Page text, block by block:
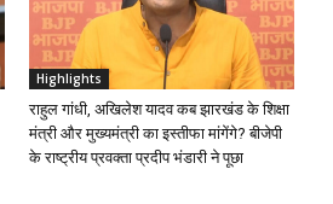
Highlights
राहुल गांधी, अखिलेश यादव कब झारखंड के शिक्षा
मंत्री और मुख्यमंत्री का इस्तीफा मांगेंगे? बीजेपी
के राष्ट्रीय प्रवक्ता प्रदीप भंडारी ने पूछा